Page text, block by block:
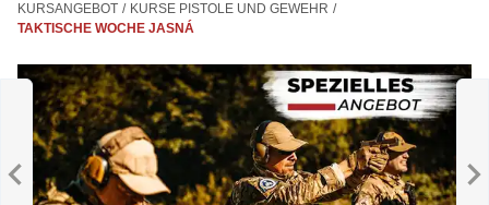
KURSANGEBOT / KURSE PISTOLE UND GEWEHR /
TAKTISCHE WOCHE JASNÁ
BASIC